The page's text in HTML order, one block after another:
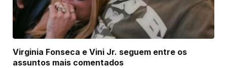
Virginia Fonseca e Vini Jr. seguem entre os
assuntos mais comentados